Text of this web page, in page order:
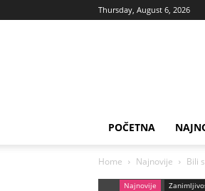
Thursday, August 6, 2026
POČETNA
Home Najnovije Bili
Najnovije